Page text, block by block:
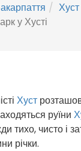
Хуст
у Хусті
Хуст
руїни
тихо, чисто і
річки.